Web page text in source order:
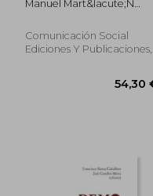
Manuel Mart&Iacute;N
Hermida
Comunicación Social
Ediciones Y Publicaciones,